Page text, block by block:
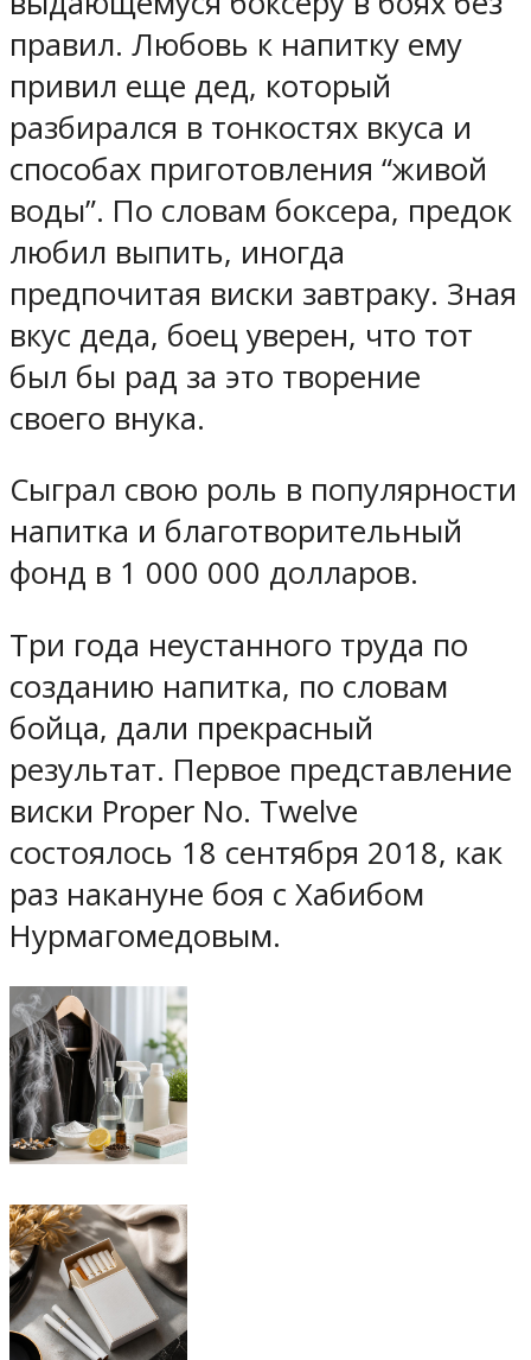
правил. Любовь к напитку ему
привил еще дед, который
разбирался в тонкостях вкуса и
способах приготовления “живой
воды”. По словам боксера, предок
любил выпить, иногда
предпочитая виски завтраку. Зная
вкус деда, боец уверен, что тот
был бы рад за это творение
своего внука.
Сыграл свою роль в популярности
напитка и благотворительный
фонд в 1 000 000 долларов.
Три года неустанного труда по
созданию напитка, по словам
бойца, дали прекрасный
результат. Первое представление
виски Proper No. Twelve
состоялось 18 сентября 2018, как
раз накануне боя с Хабибом
Нурмагомедовым.